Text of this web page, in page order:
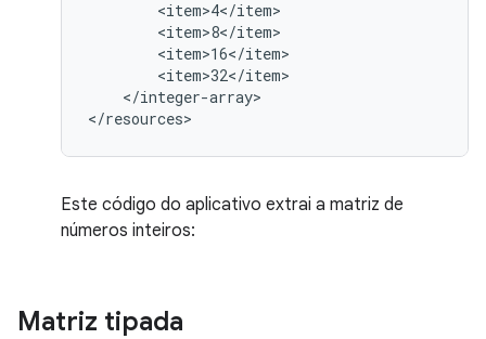
</integer-array>
</resources>
Este código do aplicativo extrai a matriz de
números inteiros:
Matriz tipada